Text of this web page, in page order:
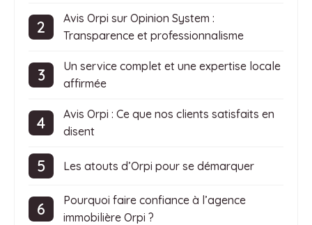
Avis Orpi sur Opinion System :
Transparence et professionnalisme
Un service complet et une expertise locale
affirmée
Avis Orpi : Ce que nos clients satisfaits en
disent
Les atouts d’Orpi pour se démarquer
Pourquoi faire confiance à l’agence
immobilière Orpi ?